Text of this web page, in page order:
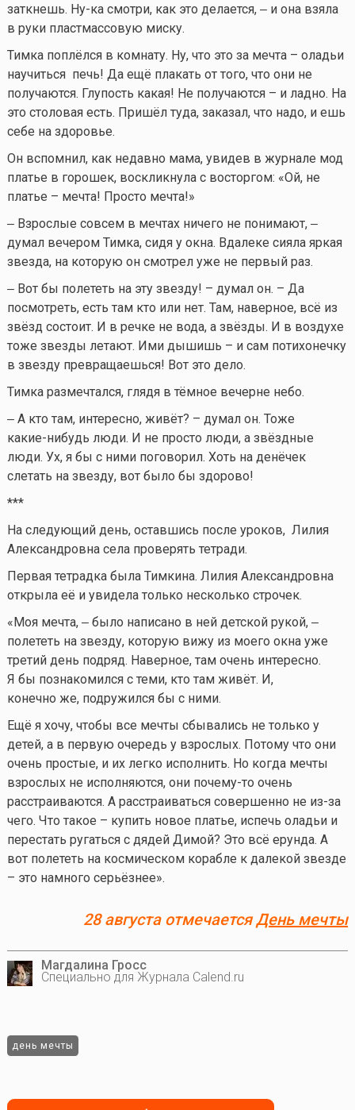
заткнешь. Ну-ка смотри, как это делается, ‒ и она взяла
в руки пластмассовую миску.
Тимка поплёлся в комнату. Ну, что это за мечта – оладьи
научиться печь! Да ещё плакать от того, что они не
получаются. Глупость какая! Не получаются – и ладно. На
это столовая есть. Пришёл туда, заказал, что надо, и ешь
себе на здоровье.
Он вспомнил, как недавно мама, увидев в журнале мод
платье в горошек, воскликнула с восторгом: «Ой, не
платье – мечта! Просто мечта!»
‒ Взрослые совсем в мечтах ничего не понимают, ‒
думал вечером Тимка, сидя у окна. Вдалеке сияла яркая
звезда, на которую он смотрел уже не первый раз.
‒ Вот бы полететь на эту звезду! – думал он. – Да
посмотреть, есть там кто или нет. Там, наверное, всё из
звёзд состоит. И в речке не вода, а звёзды. И в воздухе
тоже звезды летают. Ими дышишь – и сам потихонечку
в звезду превращаешься! Вот это дело.
Тимка размечтался, глядя в тёмное вечерне небо.
‒ А кто там, интересно, живёт? – думал он. Тоже
какие-нибудь люди. И не просто люди, а звёздные
люди. Ух, я бы с ними поговорил. Хоть на денёчек
слетать на звезду, вот было бы здорово!
***
На следующий день, оставшись после уроков, Лилия
Александровна села проверять тетради.
Первая тетрадка была Тимкина. Лилия Александровна
открыла её и увидела только несколько строчек.
«Моя мечта, ‒ было написано в ней детской рукой, ‒
полететь на звезду, которую вижу из моего окна уже
третий день подряд. Наверное, там очень интересно.
Я бы познакомился с теми, кто там живёт. И,
конечно же, подружился бы с ними.
Ещё я хочу, чтобы все мечты сбывались не только у
детей, а в первую очередь у взрослых. Потому что они
очень простые, и их легко исполнить. Но когда мечты
взрослых не исполняются, они почему-то очень
расстраиваются. А расстраиваться совершенно не из-за
чего. Что такое – купить новое платье, испечь оладьи и
перестать ругаться с дядей Димой? Это всё ерунда. А
вот полететь на космическом корабле к далекой звезде
– это намного серьёзнее».
28 августа отмечаетсяДень мечты
Магдалина Гросс
Специально для Журнала Calend.ru
день мечты